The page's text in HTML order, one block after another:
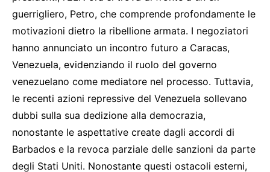
guerrigliero, Petro, che comprende profondamente le
motivazioni dietro la ribellione armata. I negoziatori
hanno annunciato un incontro futuro a Caracas,
Venezuela, evidenziando il ruolo del governo
venezuelano come mediatore nel processo. Tuttavia,
le recenti azioni repressive del Venezuela sollevano
dubbi sulla sua dedizione alla democrazia,
nonostante le aspettative create dagli accordi di
Barbados e la revoca parziale delle sanzioni da parte
degli Stati Uniti. Nonostante questi ostacoli esterni,